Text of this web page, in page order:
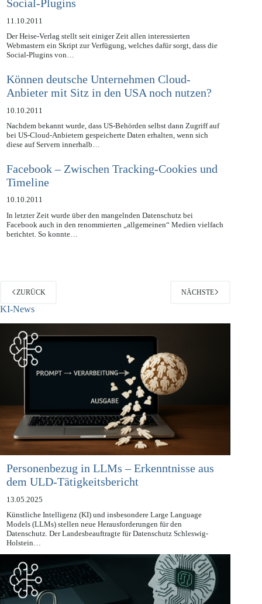
2-Klick-Lösung für besseren Datenschutz bei
Social-Plugins
11.10.2011
Der Heise-Verlag stellt seit einiger Zeit allen interessierten
Webmastern ein Skript zur Verfügung, welches dafür sorgt, dass die
Können deutsche Unternehmen Cloud-
Anbieter mit Sitz in den USA noch nutzen?
10.10.2011
Nachdem bekannt wurde, dass US-Behörden selbst dann Zugriff auf
bei US-Cloud-Anbietern gespeicherte Daten erhalten, wenn sich
Facebook – Zwischen Tracking-Cookies und
Timeline
10.10.2011
In letzter Zeit wurde über den mangelnden Datenschutz bei
Facebook auch in den renommierten „allgemeinen“ Medien vielfach
ZURÜCK
KI-News
Personenbezug in LLMs – Erkenntnisse aus
dem ULD-Tätigkeitsbericht
13.05.2025
Künstliche Intelligenz (KI) und insbesondere Large Language
Models (LLMs) stellen neue Herausforderungen für den
Datenschutz. Der Landesbeauftragte für Datenschutz Schleswig-
Holstein…